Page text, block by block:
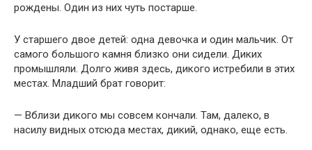
рождены. Один из них чуть постарше.
У старшего двое детей: одна девочка и один мальчик. От
самого большого камня близко они сидели. Диких
промышляли. Долго живя здесь, дикого истребили в этих
местах. Младший брат говорит:
— Вблизи дикого мы совсем кончали. Там, далеко, в
насилу видных отсюда местах, дикий, однако, еще есть.